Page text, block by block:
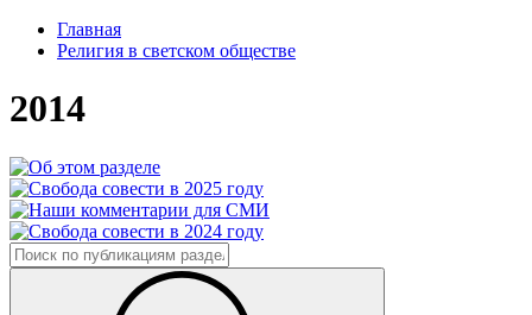
Главная
Религия в светском обществе
2014